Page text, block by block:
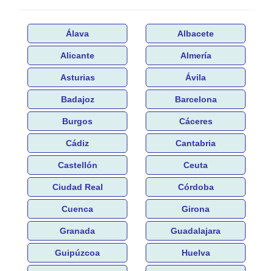
Álava Albacete
Alicante Almería
Asturias Ávila
Badajoz Barcelona
Burgos Cáceres
Cádiz Cantabria
Castellón Ceuta
Ciudad Real Córdoba
Cuenca Girona
Granada Guadalajara
Guipúzcoa Huelva